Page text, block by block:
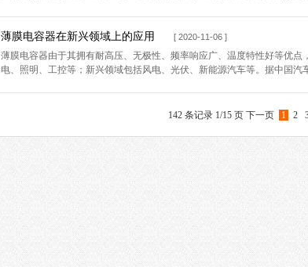
薄膜电容器在新兴领域上的应用 [ 2020-11-06 ]
薄膜电容器由于其拥有耐高压、无极性、频率响应广、温度特性好等优
电、照明、工控等；新兴领域包括风电、光伏、新能源汽车等。据中国
142 条记录 1/15 页 下一页 1 2